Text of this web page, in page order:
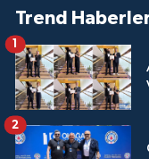
Trend
1
2